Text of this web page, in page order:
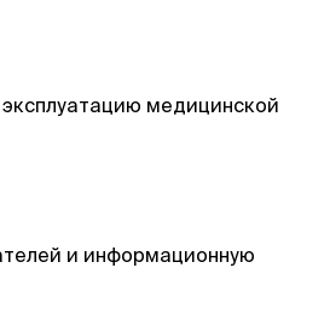
медицинской
и информационную